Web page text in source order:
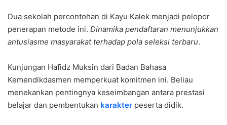
Dua sekolah percontohan di Kayu Kalek menjadi pelopor
penerapan metode ini. Dinamika pendaftaran menunjukkan
antusiasme masyarakat terhadap pola seleksi terbaru.
Kunjungan Hafidz Muksin dari Badan Bahasa
Kemendikdasmen memperkuat komitmen ini. Beliau
menekankan pentingnya keseimbangan antara prestasi
belajar dan pembentukan karakter peserta didik.